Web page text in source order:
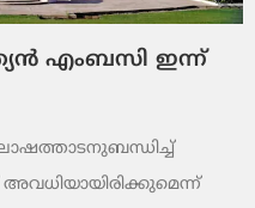
എംബസി ഇന്ന്